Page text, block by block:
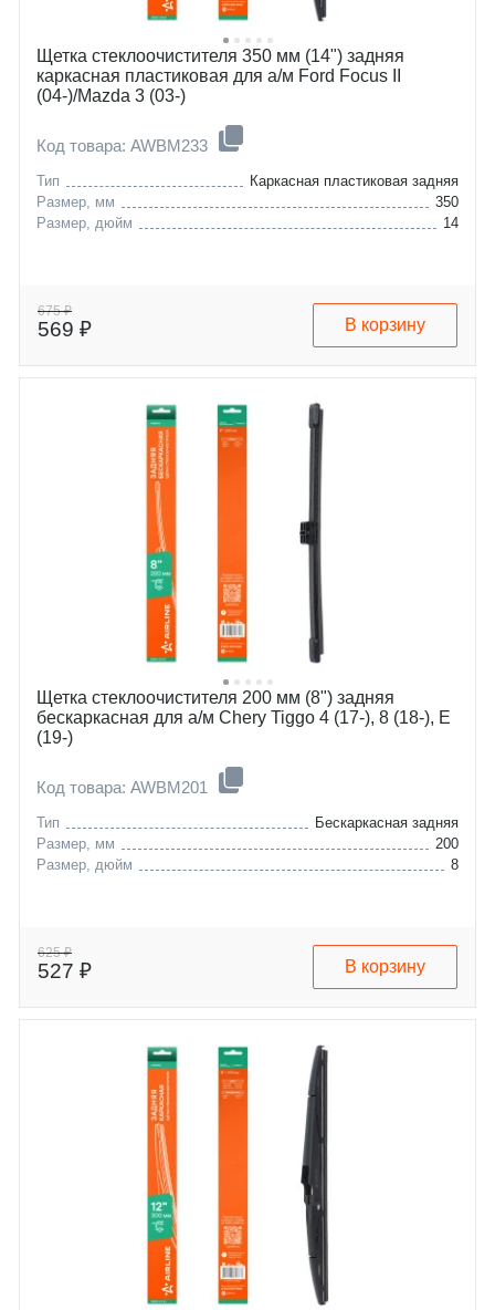
Щетка стеклоочистителя 350 мм (14") задняя
каркасная пластиковая для а/м Ford Focus II
(04-)/Mazda 3 (03-)
Код товара: AWBM233
Тип
Каркасная пластиковая задняя
Размер, мм
350
Размер, дюйм
14
675 ₽
569 ₽ В корзину
Щетка стеклоочистителя 200 мм (8") задняя
бескаркасная для а/м Chery Tiggo 4 (17-), 8 (18-), E
(19-)
Код товара: AWBM201
Тип
Бескаркасная задняя
Размер, мм
200
Размер, дюйм
8
625 ₽
527 ₽ В корзину